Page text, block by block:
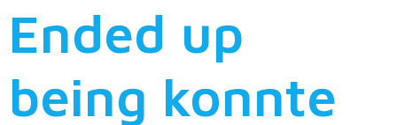
Ended up
being konnte